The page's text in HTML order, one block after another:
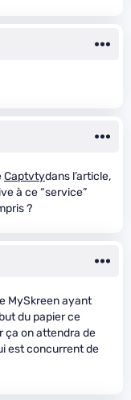
Captvtydans l’article,
à ce “service”
?
MySkreen ayant
du papier ce
ça on attendra de
est concurrent de